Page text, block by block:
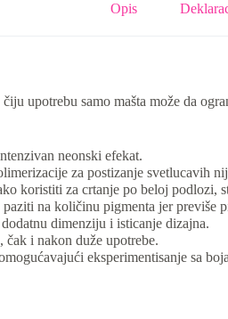
Opis
upotrebu samo mašta može da
neonski efekat.
za postizanje svetlucavih
koristiti za crtanje po beloj podlozi,
na količinu pigmenta jer previše
dimenziju i isticanje dizajna.
i nakon duže upotrebe.
eksperimentisanje sa